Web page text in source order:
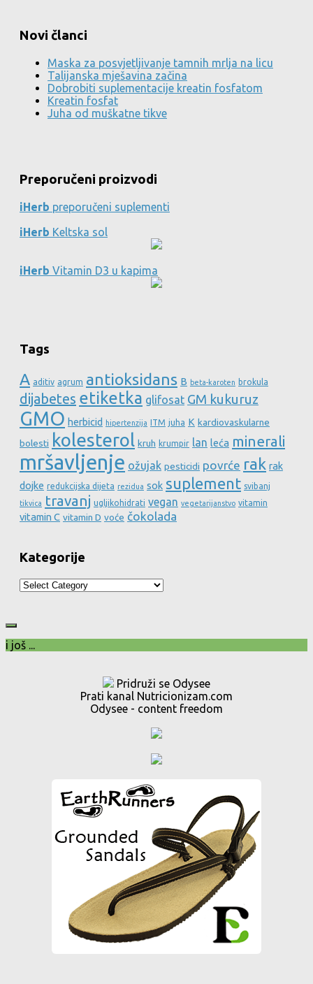
Novi članci
Maska za posvjetljivanje tamnih mrlja na licu
Talijanska mješavina začina
Dobrobiti suplementacije kreatin fosfatom
Kreatin fosfat
Juha od muškatne tikve
Preporučeni proizvodi
iHerb preporučeni suplementi
iHerb Keltska sol
iHerb Vitamin D3 u kapima
Tags
A aditiv agrum antioksidans B beta-karoten brokula
dijabetes etiketka glifosat GM kukuruz
GMO herbicid hipertenzija ITM juha K kardiovaskularne
bolesti kolesterol kruh krumpir lan leća minerali
mršavljenje ožujak pesticidi povrće rak rak
dojke redukcijska dijeta rezidua sok suplement svibanj
tikvica travanj ugljikohidrati vegan vegetarijanstvo vitamin
vitamin C vitamin D voće čokolada
Kategorije
Kategorije
i još ...
Pridruži se Odysee
Prati kanal Nutricionizam.com
Odysee - content freedom